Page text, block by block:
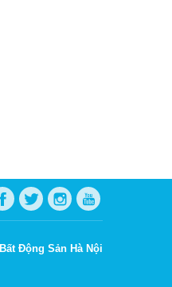
Bất Động Sản Hà Nội